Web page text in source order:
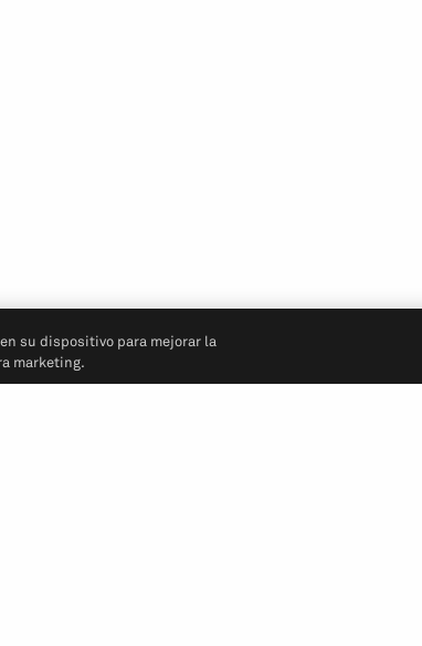
su dispositivo para mejorar la
marketing.